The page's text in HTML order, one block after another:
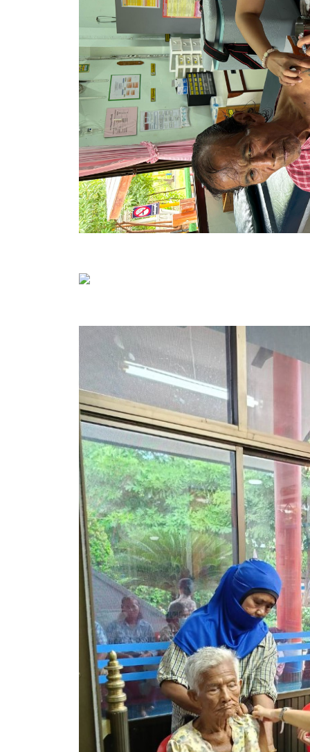
ข้อระเบียบและกฎหมาย
มาตรฐานการปฏิบัติงาน
แผนพัฒนาท้องถิ่น ของอบจ.สุพรรณบุรี
ข้อบัญญัติงบประมาณรายจ่ายประจำปี ของ อบจ.สุ
ข้อบัญญัติอื่นๆ ของ อบจ.สุพรรณบุรี
รายงานการประชุมสภา อบจ.สุพรรณบุรี
รายงานการติดตามและประเมินผลแผนพัฒนาท้อง
สรุปผลการประเมินความพึงพอใจ
ระบบสืบค้นข้อมูล ประกาศ ก.จ.จ. สุพรรณบุรี (พ.ศ
Document
คลินิกเซ็นเตอร์
แบบฟอร์มบริหารงานบุคคล
รายงานตรวจสอบภายใน
รายงานเครื่องจักรกล อบจ.
ศูนย์อำนวยการการเลือกตั้ง สมาชิกสภาและนายก
งานแผนการบริหารจัดการความเสี่ยงของ อบจ.สุพร